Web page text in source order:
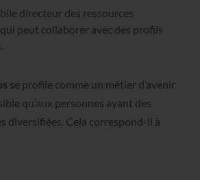
directeur des ressources
peut collaborer avec des profils
se profile comme un métier d’avenir
qu’aux personnes ayant des
diversifiées. Cela correspond-il à